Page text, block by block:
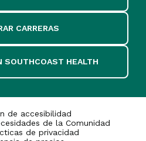
CARRERAS
SOUTHCOAST HEALTH
de accesibilidad
de la Comunidad
de privacidad